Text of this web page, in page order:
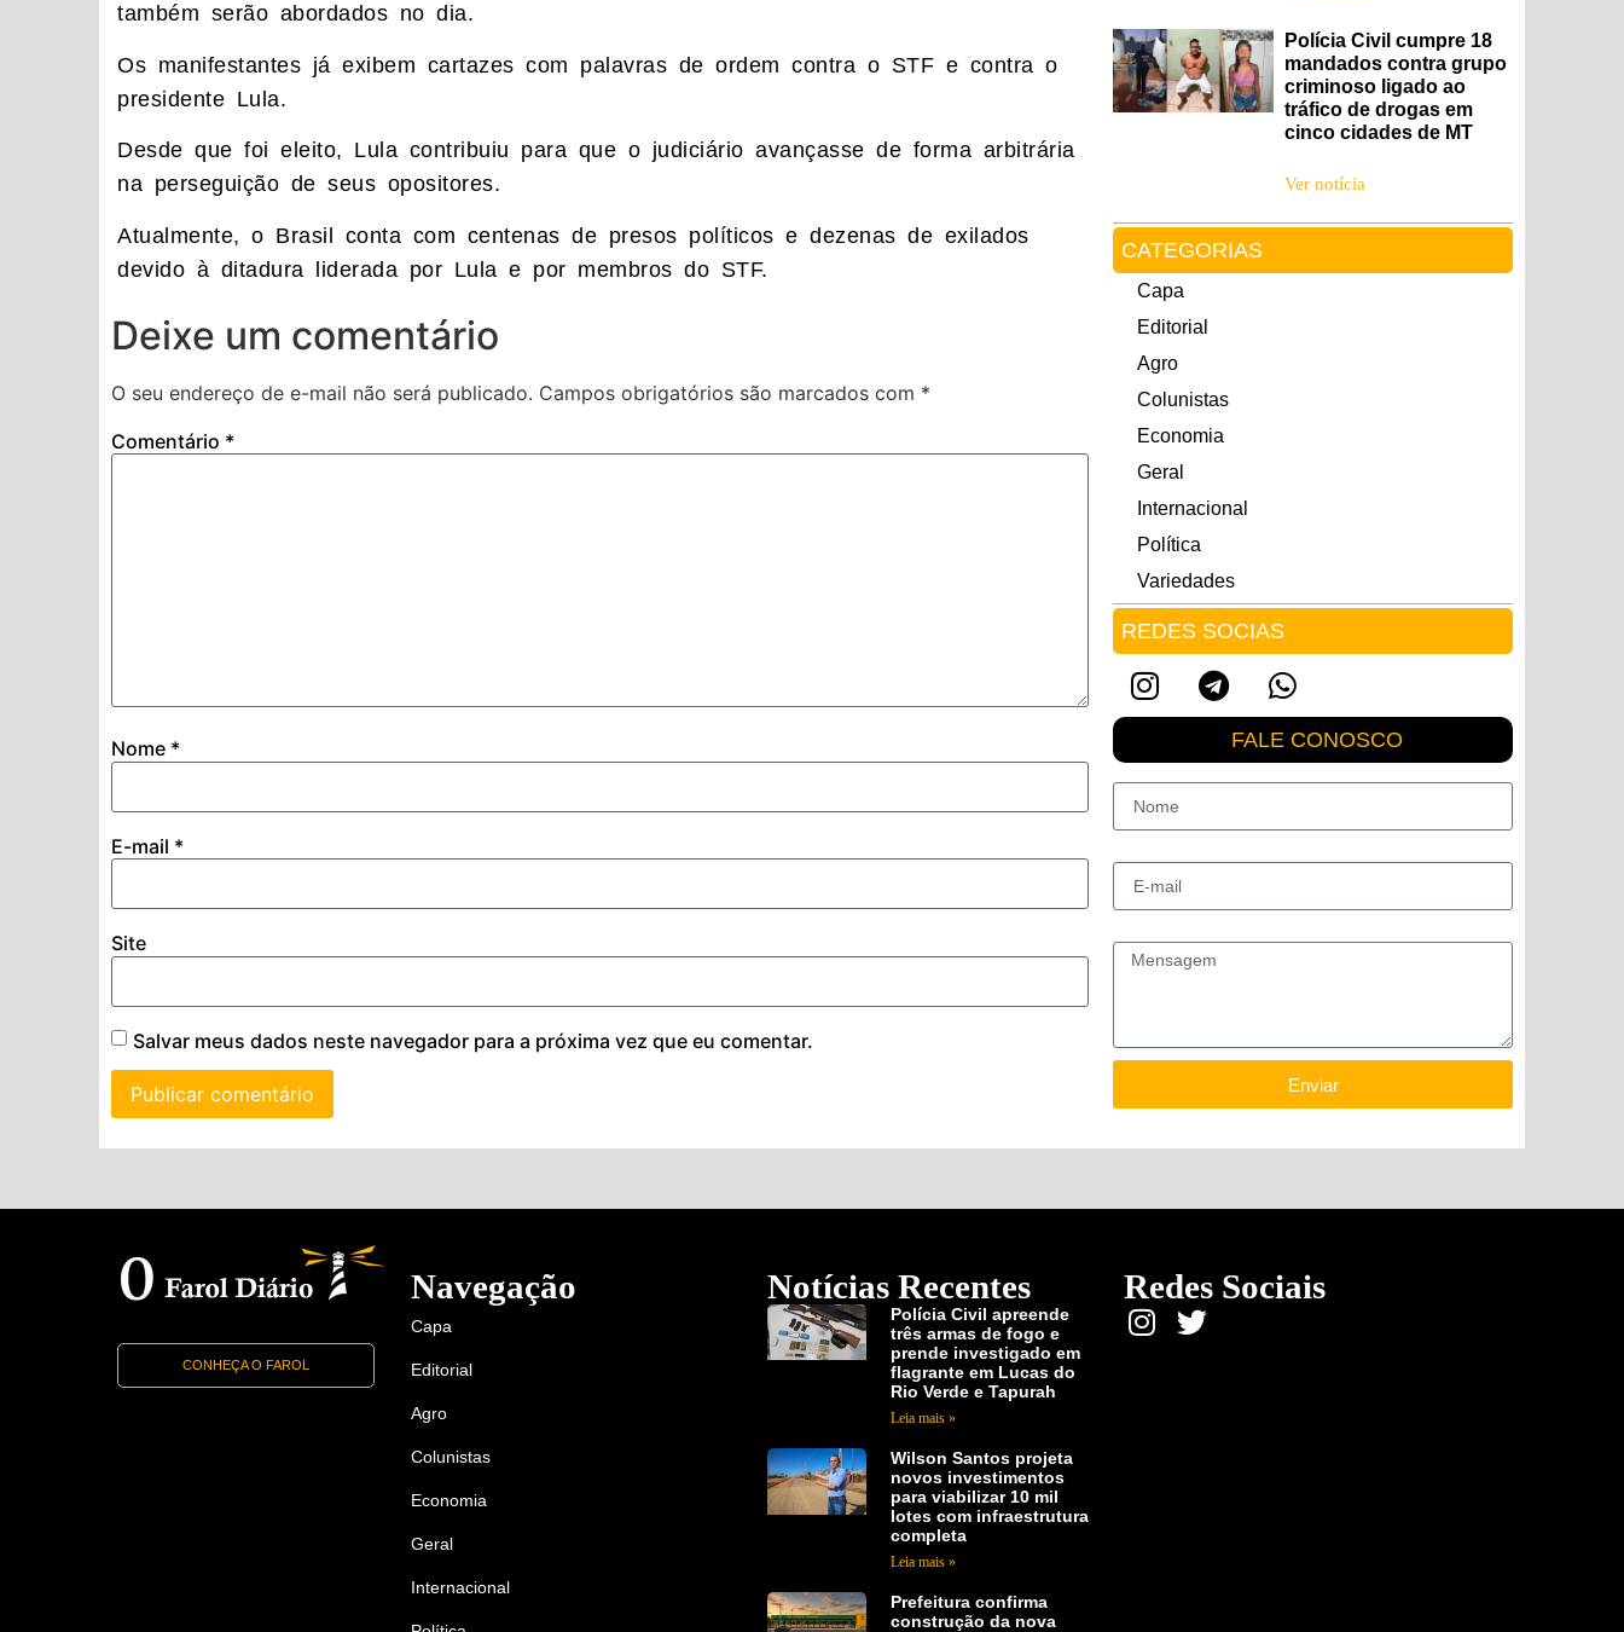
também serão abordados no dia.
Os manifestantes já exibem cartazes com palavras de ordem contra o STF e contra o
presidente Lula.
Desde que foi eleito, Lula contribuiu para que o judiciário avançasse de forma arbitrária
na perseguição de seus opositores.
Atualmente, o Brasil conta com centenas de presos políticos e dezenas de exilados
devido à ditadura liderada por Lula e por membros do STF.
Deixe um comentário
O seu endereço de e-mail não será publicado. Campos obrigatórios são marcados com *
Comentário *
Nome *
E-mail *
Site
Salvar meus dados neste navegador para a próxima vez que eu comentar.
Polícia Civil cumpre 18
mandados contra grupo
criminoso ligado ao
tráfico de drogas em
cinco cidades de MT
Ver notícia
CATEGORIAS
Capa
Editorial
Agro
Colunistas
Economia
Geral
Internacional
Política
Variedades
REDES SOCIAS
FALE CONOSCO
Enviar
CONHEÇA O FAROL
Navegação
Capa
Editorial
Agro
Colunistas
Economia
Geral
Internacional
Notícias Recentes
Polícia Civil apreende
três armas de fogo e
prende investigado em
flagrante em Lucas do
Rio Verde e Tapurah
Leia mais »
Wilson Santos projeta
novos investimentos
para viabilizar 10 mil
lotes com infraestrutura
completa
Leia mais »
Prefeitura confirma
construção da nova
Redes Sociais